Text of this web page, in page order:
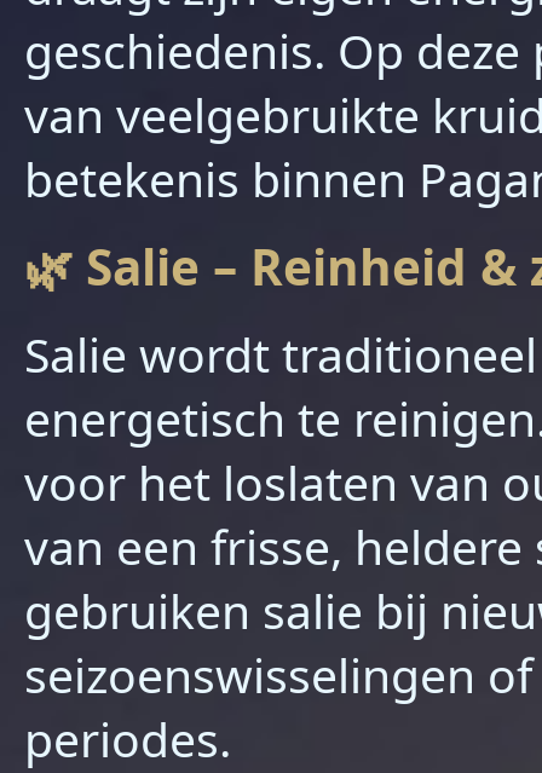
geschiedenis. Op
van veelgebruikte
betekenis binnen
🌿 Salie – Reinheid
Salie wordt
energetisch te
voor het loslaten van
van een frisse, heldere
gebruiken salie bij
seizoenswisselingen
periodes.